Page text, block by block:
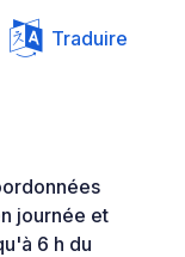
Traduire
journée et
6 h du